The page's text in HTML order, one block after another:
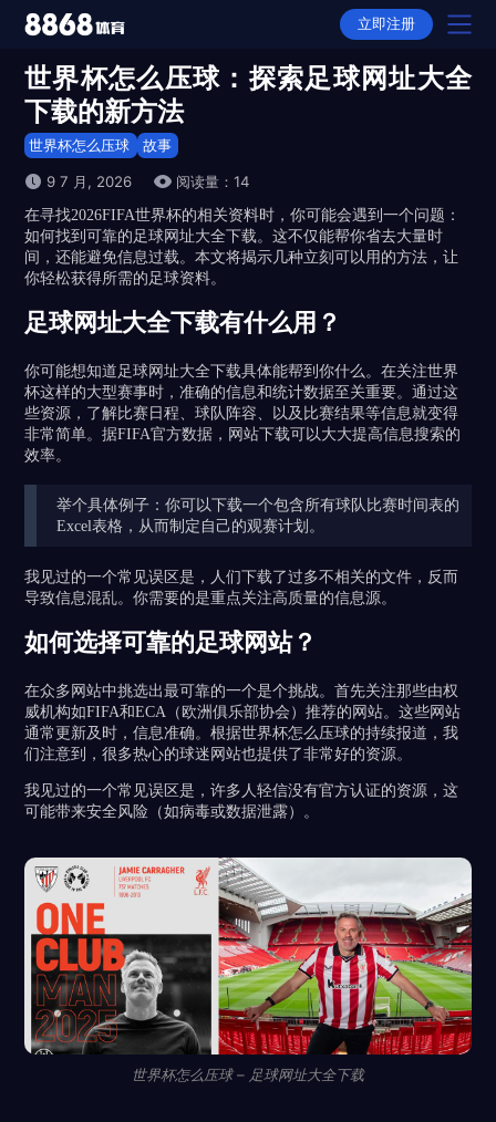
首页
产品
选择
下载
APP下载
全站APP下载
动态
平台推荐
隐私权政策
立即注册
世界杯怎么压球：探索足球网址大全
下载的新方法
世界杯怎么压球 故事
9 7 月, 2026
阅读量：14
在寻找2026FIFA世界杯的相关资料时，你可能会遇到一个问题：
如何找到可靠的足球网址大全下载。这不仅能帮你省去大量时
间，还能避免信息过载。本文将揭示几种立刻可以用的方法，让
你轻松获得所需的足球资料。
足球网址大全下载有什么用？
你可能想知道足球网址大全下载具体能帮到你什么。在关注世界
杯这样的大型赛事时，准确的信息和统计数据至关重要。通过这
些资源，了解比赛日程、球队阵容、以及比赛结果等信息就变得
非常简单。据FIFA官方数据，网站下载可以大大提高信息搜索的
效率。
举个具体例子：你可以下载一个包含所有球队比赛时间表的
Excel表格，从而制定自己的观赛计划。
我见过的一个常见误区是，人们下载了过多不相关的文件，反而
导致信息混乱。你需要的是重点关注高质量的信息源。
如何选择可靠的足球网站？
在众多网站中挑选出最可靠的一个是个挑战。首先关注那些由权
威机构如FIFA和ECA（欧洲俱乐部协会）推荐的网站。这些网站
通常更新及时，信息准确。根据世界杯怎么压球的持续报道，我
们注意到，很多热心的球迷网站也提供了非常好的资源。
我见过的一个常见误区是，许多人轻信没有官方认证的资源，这
可能带来安全风险（如病毒或数据泄露）。
世界杯怎么压球 – 足球网址大全下载